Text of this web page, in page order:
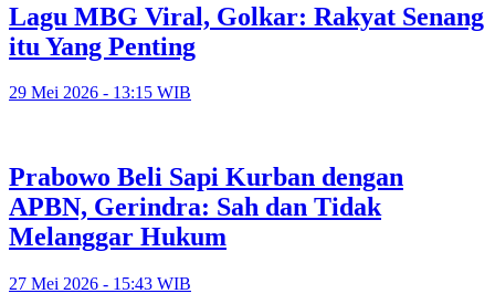
Lagu MBG Viral, Golkar: Rakyat Senang
itu Yang Penting
29 Mei 2026 - 13:15 WIB
Prabowo Beli Sapi Kurban dengan
APBN, Gerindra: Sah dan Tidak
Melanggar Hukum
27 Mei 2026 - 15:43 WIB